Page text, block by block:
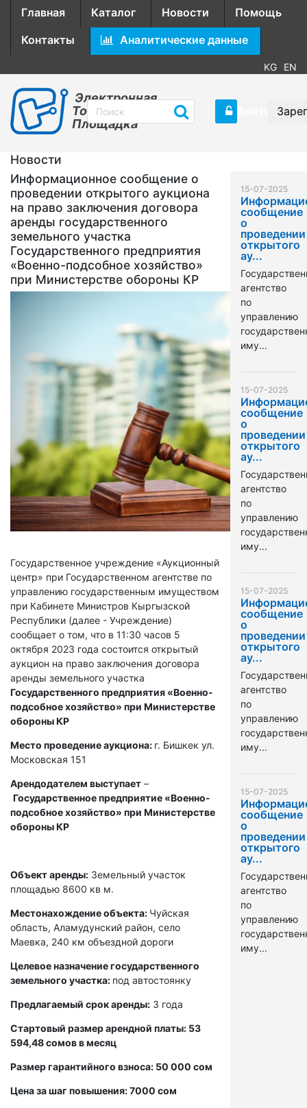
Главная Каталог Новости
Помощь
Контакты
Аналитические данные
KG EN
Электронная
Торговая
Площадка
Новости
Информационное сообщение о
проведении открытого аукциона
на право заключения договора
аренды государственного
земельного участка
Государственного предприятия
«Военно-подсобное хозяйство»
при Министерстве обороны КР
Государственное учреждение «Аукционный
центр» при Государственном агентстве по
управлению государственным имуществом
при Кабинете Министров Кыргызской
Республики (далее - Учреждение)
сообщает о том, что в 11:30 часов 5
октября 2023 года состоится открытый
аукцион на право заключения договора
аренды земельного участка
Государственного предприятия «Военно-
подсобное хозяйство» при Министерстве
обороны КР
Место проведение аукциона: г. Бишкек ул.
Московская 151
Арендодателем выступает –
Государственное предприятие «Военно-
подсобное хозяйство» при Министерстве
обороны КР
Объект аренды: Земельный участок
площадью 8600 кв м.
Местонахождение объекта: Чуйская
область, Аламудунский район, село
Маевка, 240 км объездной дороги
Целевое назначение государственного
земельного участка: под автостоянку
Предлагаемый срок аренды: 3 года
Стартовый размер арендной платы: 53
594,48 сомов в месяц
Размер гарантийного взноса: 50 000 сом
Цена за шаг повышения: 7000 сом
15-07-2025
сообщение
о
проведении
открытого
ау...
агентство
по
управлению
иму...
15-07-2025
сообщение
о
проведении
открытого
ау...
агентство
по
управлению
иму...
15-07-2025
сообщение
о
проведении
открытого
ау...
агентство
по
управлению
иму...
15-07-2025
сообщение
о
проведении
открытого
ау...
агентство
по
управлению
иму...